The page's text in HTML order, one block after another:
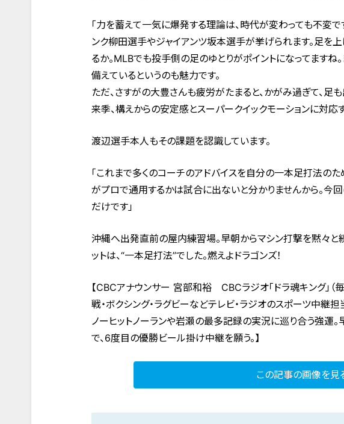
「力を蓄えて一気に爆発する理論は、時代が変わっても不変で
ンク柳田選手やジャイアンツ坂本選手が挙げられます。足を
るか。МLBでも投手側の足のゆとりがポイントになってますね
備えているというのも魅力です。
ただ、さすがの大豊さんも疲労がたまると、かがみ過ぎて、足
来季、構えからの安定感とスーパークイックモーションに対応
渡辺選手本人もその課題を認識しています。
「これまで多くのコーチのアドバイスを自分の一本足打法のた
がプロで通用するかは試合に出ないと分かりませんから。今
だけです」
沖縄へ出発直前の屋内練習場。早朝からマシン打撃を黙々と
ットは、“一本足打法”でした。燃えよドラゴンズ！
【CBCアナウンサー 宮部和裕 CBCラジオ「ドラ魂キング」（
戦・ボクシング・ラグビーなどテレビ・ラジオのスポーツ中継
ノーヒットノーランや岩瀬の最多記録の実況に巡り合う強運
で、6度目の優勝ビール掛け中継を願う。】
この記事の画像を見